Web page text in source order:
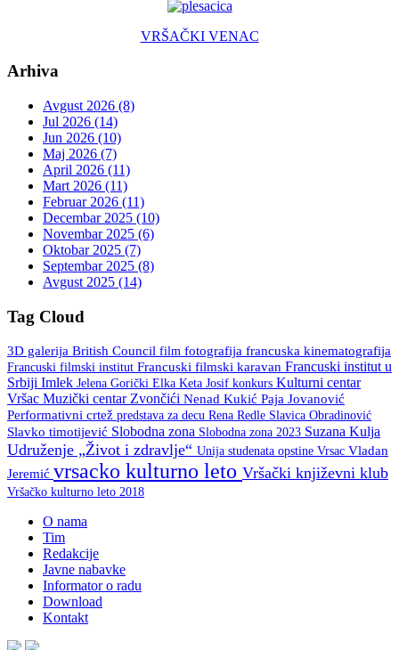
VRŠAČKI VENAC
Arhiva
Avgust 2026 (8)
Jul 2026 (14)
Jun 2026 (10)
Maj 2026 (7)
April 2026 (11)
Mart 2026 (11)
Februar 2026 (11)
Decembar 2025 (10)
Novembar 2025 (6)
Oktobar 2025 (7)
Septembar 2025 (8)
Avgust 2025 (14)
Tag Cloud
3D galerija British Council film fotografija francuska kinematografija
Francuski filmski institut Francuski filmski karavan Francuski institut u
Srbiji Imlek Jelena Gorički Elka Keta Josif konkurs Kulturni centar
Vršac Muzički centar Zvončići Nenad Kukić Paja Jovanović
Performativni crtež predstava za decu Rena Redle Slavica Obradinović
Slavko timotijević Slobodna zona Slobodna zona 2023 Suzana Kulja
Udruženje „Život i zdravlje“ Unija studenata opstine Vrsac Vladan
Jeremić vrsacko kulturno leto Vršački književni klub
Vršačko kulturno leto 2018
O nama
Tim
Redakcije
Javne nabavke
Informator o radu
Download
Kontakt